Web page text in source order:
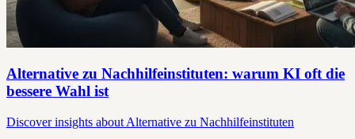
Alternative zu Nachhilfeinstituten: warum KI oft die
bessere Wahl ist
Discover insights about Alternative zu Nachhilfeinstituten